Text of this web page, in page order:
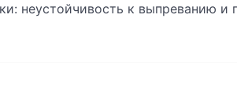
неустойчивость к выпреванию